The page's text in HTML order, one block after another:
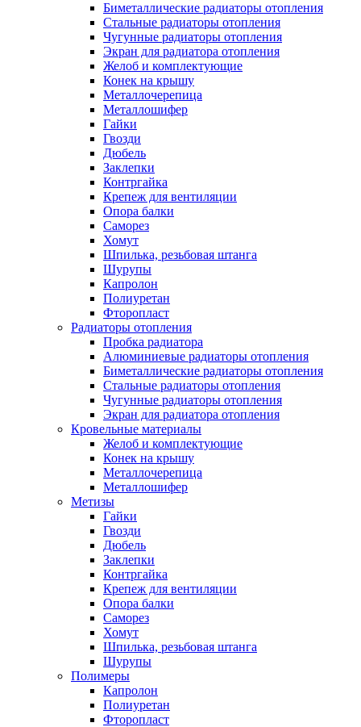
Биметаллические радиаторы отопления
Стальные радиаторы отопления
Чугунные радиаторы отопления
Экран для радиатора отопления
Желоб и комплектующие
Конек на крышу
Металлочерепица
Металлошифер
Гайки
Гвозди
Дюбель
Заклепки
Контргайка
Крепеж для вентиляции
Опора балки
Саморез
Хомут
Шпилька, резьбовая штанга
Шурупы
Капролон
Полиуретан
Фторопласт
Радиаторы отопления
Пробка радиатора
Алюминиевые радиаторы отопления
Биметаллические радиаторы отопления
Стальные радиаторы отопления
Чугунные радиаторы отопления
Экран для радиатора отопления
Кровельные материалы
Желоб и комплектующие
Конек на крышу
Металлочерепица
Металлошифер
Метизы
Гайки
Гвозди
Дюбель
Заклепки
Контргайка
Крепеж для вентиляции
Опора балки
Саморез
Хомут
Шпилька, резьбовая штанга
Шурупы
Полимеры
Капролон
Полиуретан
Фторопласт